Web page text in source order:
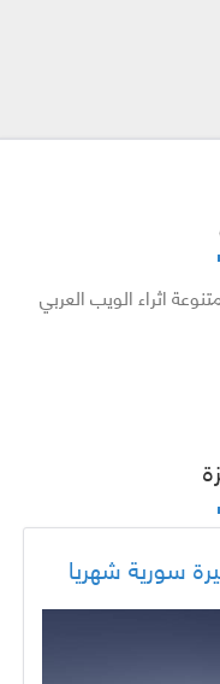
اثراء الويب العربي
سورية شهريا